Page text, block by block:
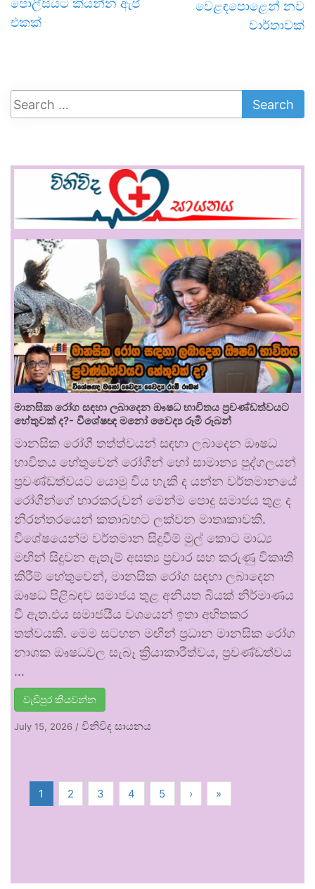
පොලීසියට කියන්න ඇප්
එකක්
වෙළඳපොළෙන් නව
වාර්තාවක්
මානසික රෝග සඳහා ලබාදෙන ඖෂධ භාවිතය ප්‍රචණ්ඩත්වයට
හේතුවක් ද?- විශේෂඥ මනෝ වෛද්‍ය රූමි රූබන්
මානසික රෝගී තත්ත්වයන් සඳහා ලබාදෙන ඖෂධ
භාවිතය හේතුවෙන් රෝගීන් හෝ සාමාන්‍ය පුද්ගලයන්
ප්‍රචණ්ඩත්වයට යොමු විය හැකි ද යන්න වර්තමානයේ
රෝගීන්ගේ භාරකරුවන් මෙන්ම පොදු සමාජය තුළ ද
නිරන්තරයෙන් කතාබහට ලක්වන මාතෘකාවකි.
විශේෂයෙන්ම වර්තමාන සිදුවීම් මුල් කොට මාධ්‍ය
මඟින් සිදුවන ඇතැම් අසත්‍ය ප්‍රචාර සහ කරුණු විකෘති
කිරීම් හේතුවෙන්, මානසික රෝග සඳහා ලබාදෙන
ඖෂධ පිළිබඳව සමාජය තුළ අනියත බියක් නිර්මාණය
වී ඇත.එය සමාජයීය වශයෙන් ඉතා අහිතකර
තත්වයකි. මෙම සටහන මඟින් ප්‍රධාන මානසික රෝග
නාශක ඖෂධවල සැබෑ ක්‍රියාකාරීත්වය, ප්‍රචණ්ඩත්වය
…
වැඩිපුර කියවන්න
July 15, 2026 / විනිවිද සායනය
1 2 3 4 5 › »